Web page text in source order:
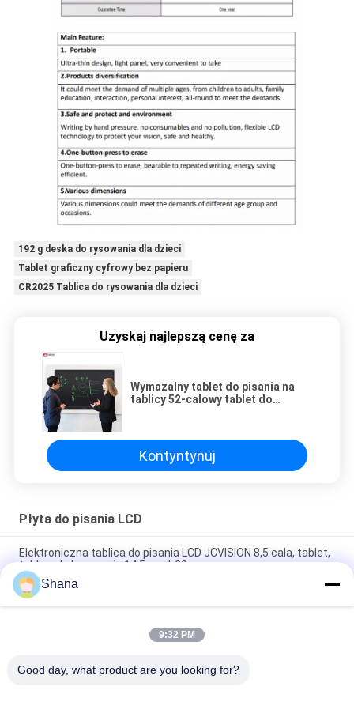
192 g deska do rysowania dla dzieci
Tablet graficzny cyfrowy bez papieru
CR2025 Tablica do rysowania dla dzieci
Uzyskaj najlepszą cenę za
Wymazalny tablet do pisania na
tablicy 52-calowy tablet do
Kontyntynuj
Płyta do pisania LCD
Elektroniczna tablica do pisania LCD JCVISION 8,5 cala, tablet,
tablica do bazgrania 14,5 cm * 22 cm
10-calowy elektroniczny tablet do pisania, zabawki
edukacyjne, tablica do rysowania dla dzieci
Przenośna dziecięca tablica LCD do pisania, elektroniczna
Shana
9:32 PM
Good day, what product are you looking for?